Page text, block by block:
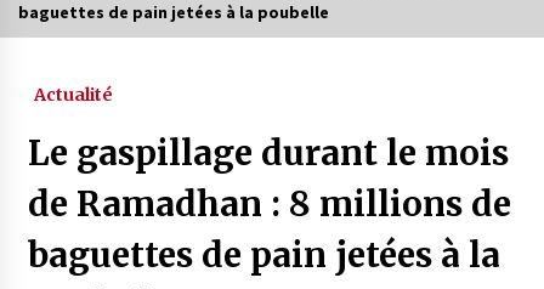
Quand la mère n’est plus là (17e partie)
Magie de sorcier
4 ans ago
Oum el Gaïla / L’ogresse du M’zab
4 ans ago
baguettes de pain jetées à la poubelle
Actualité
Le gaspillage durant le mois
de Ramadhan : 8 millions de
baguettes de pain jetées à la